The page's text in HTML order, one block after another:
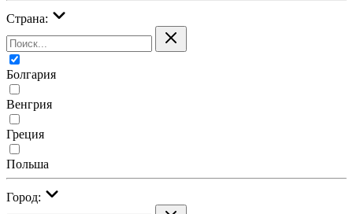
Страна:
Болгария
Венгрия
Греция
Польша
Город: